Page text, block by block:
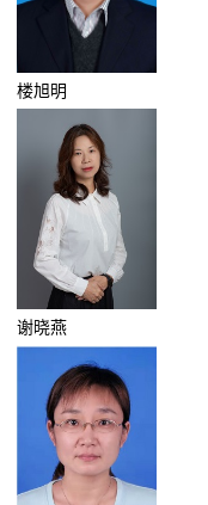
楼旭明
谢晓燕